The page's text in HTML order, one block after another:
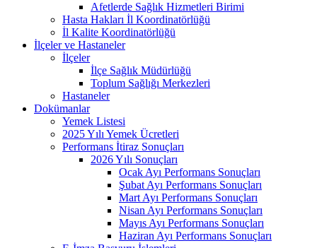
Afetlerde Sağlık Hizmetleri Birimi
Hasta Hakları İl Koordinatörlüğü
İl Kalite Koordinatörlüğü
İlçeler ve Hastaneler
İlçeler
İlçe Sağlık Müdürlüğü
Toplum Sağlığı Merkezleri
Hastaneler
Dokümanlar
Yemek Listesi
2025 Yılı Yemek Ücretleri
Performans İtiraz Sonuçları
2026 Yılı Sonuçları
Ocak Ayı Performans Sonuçları
Şubat Ayı Performans Sonuçları
Mart Ayı Performans Sonuçları
Nisan Ayı Performans Sonuçları
Mayıs Ayı Performans Sonuçları
Haziran Ayı Performans Sonuçları